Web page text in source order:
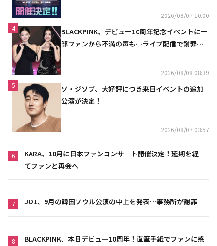
2026/08/07 10:00
4
BLACKPINK、デビュー10周年記念イベントに一
部ファンから不満の声も…ライブ配信で謝罪
2026/08/08 08:39
5
ソ・ジソブ、大好評につき来日イベントの追加
公演が決定！
2026/08/07 03:57
6
KARA、10月に日本ファンコンサート開催決定！延期を経
てファンと再会へ
7 JO1、9月の韓国ソウル公演の中止を発表…事務所が謝罪
8
BLACKPINK、本日デビュー10周年！直筆手紙でファンに感